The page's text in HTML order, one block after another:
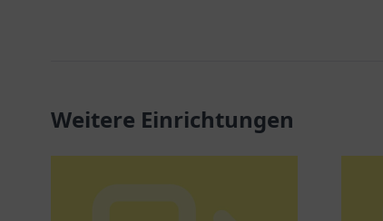
Weitere Einrichtungen